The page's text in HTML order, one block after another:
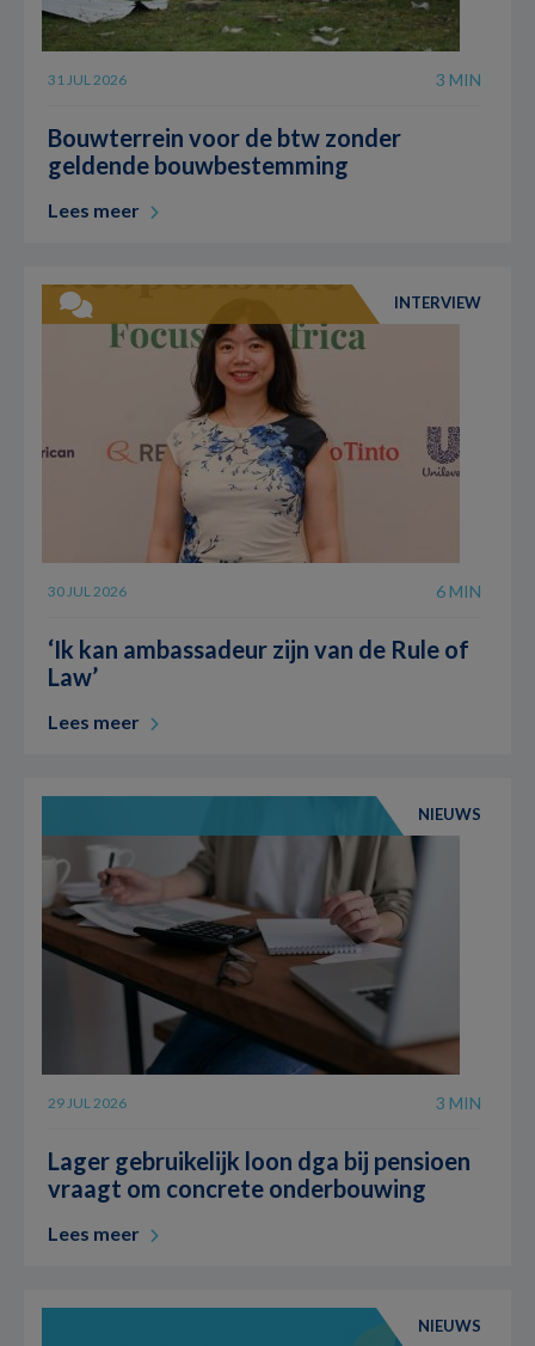
31 JUL 2026 3 MIN
Bouwterrein voor de btw zonder
geldende bouwbestemming
Lees meer
INTERVIEW
30 JUL 2026 6 MIN
‘Ik kan ambassadeur zijn van de Rule of
Law’
Lees meer
NIEUWS
29 JUL 2026 3 MIN
Lager gebruikelijk loon dga bij pensioen
vraagt om concrete onderbouwing
Lees meer
NIEUWS